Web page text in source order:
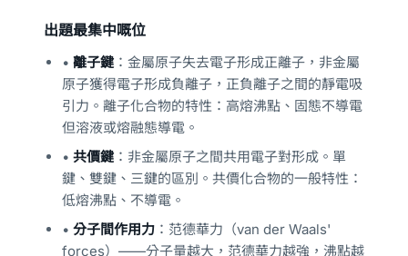
出題最集中嘅位
• 離子鍵 ：金屬原子失去電子形成正離子，非金屬
原子獲得電子形成負離子，正負離子之間的靜電吸
引力。離子化合物的特性：高熔沸點、固態不導電
但溶液或熔融態導電。
• 共價鍵 ：非金屬原子之間共用電子對形成。單
鍵、雙鍵、三鍵的區別。共價化合物的一般特性：
低熔沸點、不導電。
• 分子間作用力 ：范德華力（van der Waals'
forces）——分子量越大，范德華力越強，沸點越